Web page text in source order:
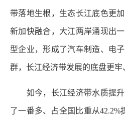
带落地生根，生态长江底色更
新加快融合，大江两岸涌现出
型企业，形成了汽车制造、电
群，长江经济带发展的底盘更牢
如今，长江经济带水质提升
了一番多、占全国比重从42.2%